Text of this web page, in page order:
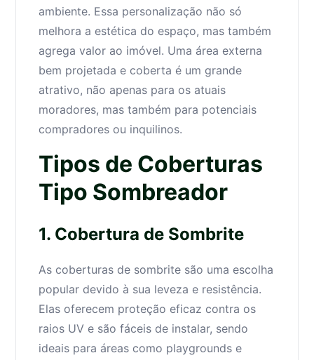
ambiente. Essa personalização não só
melhora a estética do espaço, mas também
agrega valor ao imóvel. Uma área externa
bem projetada e coberta é um grande
atrativo, não apenas para os atuais
moradores, mas também para potenciais
compradores ou inquilinos.
Tipos de Coberturas
Tipo Sombreador
1. Cobertura de Sombrite
As coberturas de sombrite são uma escolha
popular devido à sua leveza e resistência.
Elas oferecem proteção eficaz contra os
raios UV e são fáceis de instalar, sendo
ideais para áreas como playgrounds e